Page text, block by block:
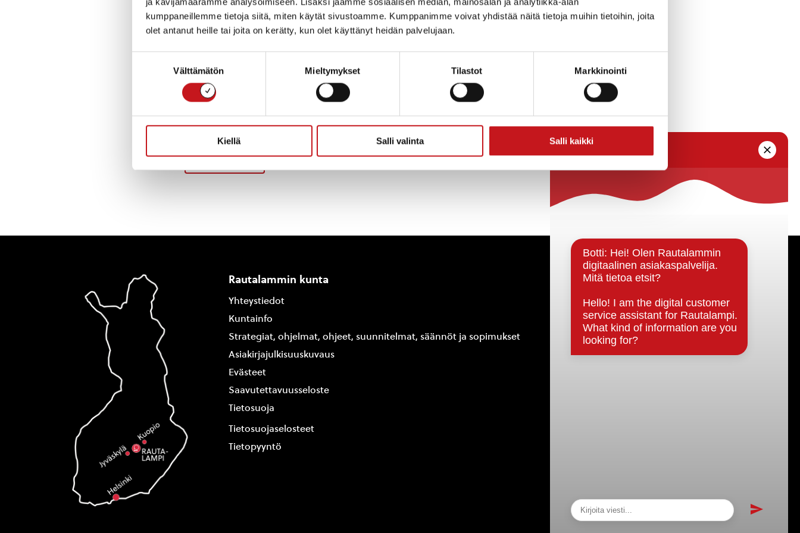
kumppaneillemme tietoja siitä, miten käytät sivustoamme. Kumppanimme voivat yhdistää näitä tietoja muihin tietoihin, joita
olet antanut heille tai joita on kerätty, kun olet käyttänyt heidän palvelujaan.
Välttämätön Mieltymykset Tilastot Markkinointi
Kiellä Salli valinta Salli kaikki
Lue lisää:
Ulkoliikuntapaikkojen kysely
Rautalammin kunta
Yhteystiedot
Kuntainfo
Strategiat, ohjelmat, ohjeet, suunnitelmat, säännöt ja sopimukset
Asiakirjajulkisuuskuvaus
Evästeet
Saavutettavuusseloste
Tietosuoja
Tietosuojaselosteet
Tietopyyntö
Päätöksenteko ja lähidemokratia
Päätökset, esityslistat & pöytäkirjat
Hallinto
Kunnanhallitus
Kunnanvaltuusto